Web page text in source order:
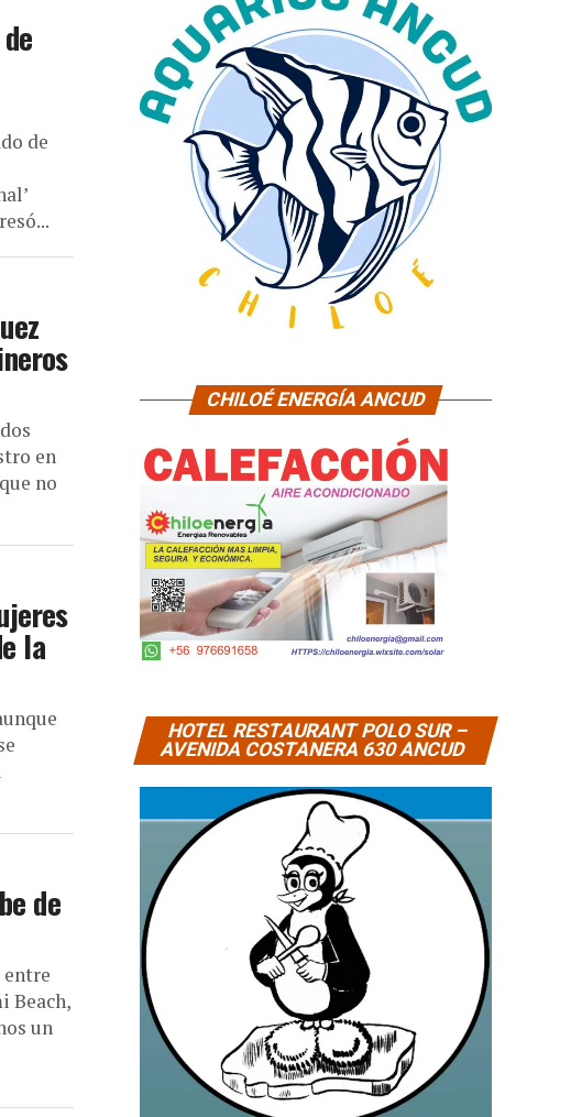
de
en
no
la
de
Beach,
un
CHILOÉ ENERGÍA ANCUD
HOTEL RESTAURANT POLO SUR –
AVENIDA COSTANERA 630 ANCUD